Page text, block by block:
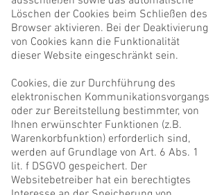
Löschen der Cookies beim Schließen des
Browser aktivieren. Bei der Deaktivierung
von Cookies kann die Funktionalität
dieser Website eingeschränkt sein.
​Cookies, die zur Durchführung des
elektronischen Kommunikationsvorgangs
oder zur Bereitstellung bestimmter, von
Ihnen erwünschter Funktionen (z.B.
Warenkorbfunktion) erforderlich sind,
werden auf Grundlage von Art. 6 Abs. 1
lit. f DSGVO gespeichert. Der
Websitebetreiber hat ein berechtigtes